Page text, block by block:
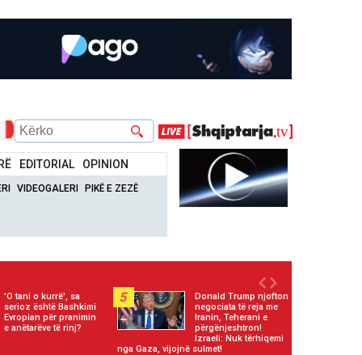
EDITORIAL OPINION
VIDEOGALERI PIKË E ZEZË
'O tani o kurrë', sa
serioz është Bashkimi
Evropian për pranimin
e anëtarëve të rinj?
5
Donald Trump njofton
negociata të reja me
Iranin, Teherani e
përgënjeshtron!
Izraeli: Nuk tërhiqemi
nga Gaza, vijojnë sulmet!